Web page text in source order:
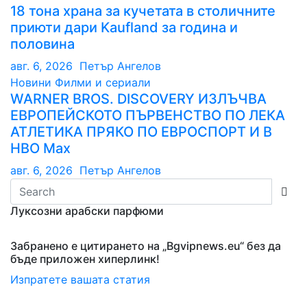
18 тона храна за кучетата в столичните
приюти дари Kaufland за година и
половина
авг. 6, 2026 Петър Ангелов
Новини Филми и сериали
WARNER BROS. DISCOVERY ИЗЛЪЧВА
ЕВРОПЕЙСКОТО ПЪРВЕНСТВО ПО ЛЕКА
АТЛЕТИКА ПРЯКО ПО ЕВРОСПОРТ И В
НВО Мах
авг. 6, 2026 Петър Ангелов
Луксозни арабски парфюми
Забранено е цитирането на „Bgvipnews.eu“ без да
бъде приложен хиперлинк!
Изпратете вашата статия